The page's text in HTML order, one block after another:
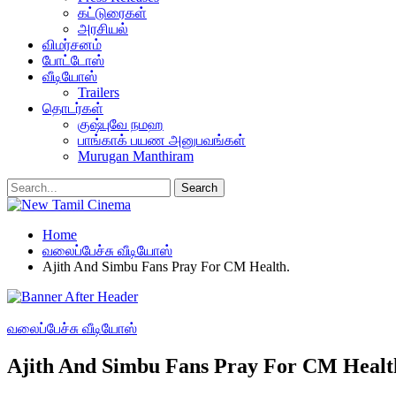
கட்டுரைகள்
அரசியல்
விமர்சனம்
போட்டோஸ்
வீடியோஸ்
Trailers
தொடர்கள்
குஷ்புவே நமஹ
பாங்காக் பயண அனுபவங்கள்
Murugan Manthiram
Home
வலைப்பேச்சு வீடியோஸ்
Ajith And Simbu Fans Pray For CM Health.
வலைப்பேச்சு வீடியோஸ்
Ajith And Simbu Fans Pray For CM